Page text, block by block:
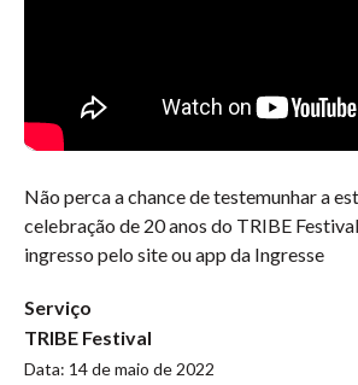
Não perca a chance de testemunhar a
celebração de 20 anos do TRIBE
ingresso pelo site ou app da Ingresse
Serviço
TRIBE Festival
Data: 14 de maio de 2022